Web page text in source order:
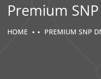
Premium
HOME PREMIUM SNP